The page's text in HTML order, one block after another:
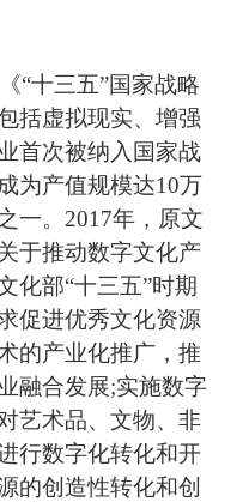
“十三五”国家战略
括虚拟现实、增强
首次被纳入国家战
为产值规模达10万
一。2017年，原文
于推动数字文化产
化部“十三五”时期
促进优秀文化资源
的产业化推广，推
融合发展;实施数字
艺术品、文物、非
行数字化转化和开
的创造性转化和创